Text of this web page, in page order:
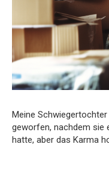
Meine
geworfen, nachdem sie
hatte, aber das Karma